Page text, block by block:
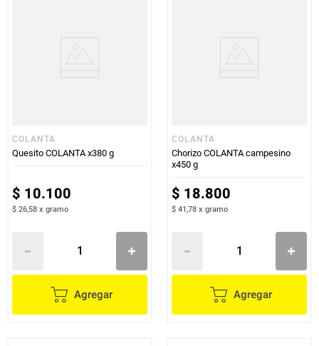
COLANTA
Quesito COLANTA x380 g
$ 10.100
$ 26,58 x gramo
Agregar
COLANTA
Chorizo COLANTA campesino
x450 g
$ 18.800
$ 41,78 x gramo
Agregar